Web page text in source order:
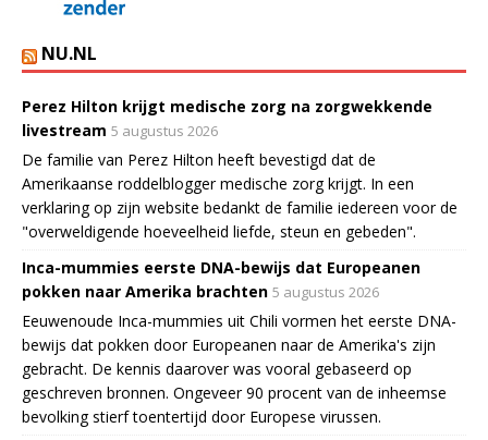
NU.NL
Perez Hilton krijgt medische zorg na zorgwekkende
livestream 5 augustus 2026
De familie van Perez Hilton heeft bevestigd dat de
Amerikaanse roddelblogger medische zorg krijgt. In een
verklaring op zijn website bedankt de familie iedereen voor de
"overweldigende hoeveelheid liefde, steun en gebeden".
Inca-mummies eerste DNA-bewijs dat Europeanen
pokken naar Amerika brachten 5 augustus 2026
Eeuwenoude Inca-mummies uit Chili vormen het eerste DNA-
bewijs dat pokken door Europeanen naar de Amerika's zijn
gebracht. De kennis daarover was vooral gebaseerd op
geschreven bronnen. Ongeveer 90 procent van de inheemse
bevolking stierf toentertijd door Europese virussen.